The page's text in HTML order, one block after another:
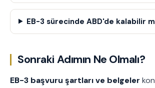
EB-3 sürecinde ABD'de kalabilir
Sonraki Adımın Ne Olmalı?
EB-3 başvuru şartları ve belgeler